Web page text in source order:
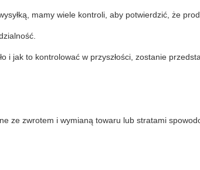
mamy wiele kontroli, aby potwierdzić, że
i jak to kontrolować w przyszłości, zostanie
ze zwrotem i wymianą towaru lub stratami